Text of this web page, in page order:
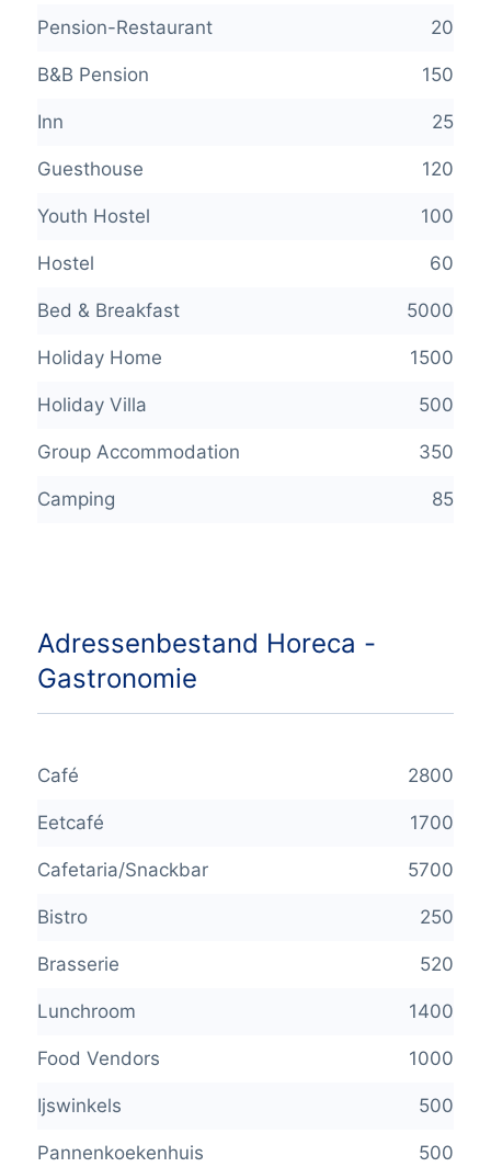
Pension-Restaurant 20
B&B Pension 150
Inn 25
Guesthouse 120
Youth Hostel 100
Hostel 60
Bed & Breakfast 5000
Holiday Home 1500
Holiday Villa 500
Group Accommodation 350
Camping 85
Adressenbestand Horeca -
Gastronomie
Café 2800
Eetcafé 1700
Cafetaria/Snackbar 5700
Bistro 250
Brasserie 520
Lunchroom 1400
Food Vendors 1000
Ijswinkels 500
Pannenkoekenhuis 500